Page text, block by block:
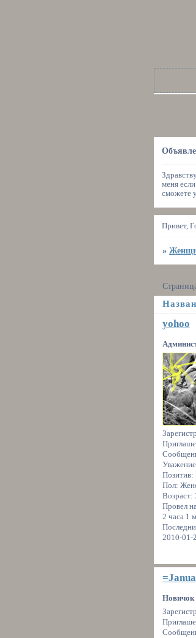
меня
сможете
Привет,
»
yohoo
Позитив:
Пол:
Возраст:
Провел
2 часа 1
2010-01-
Новичок